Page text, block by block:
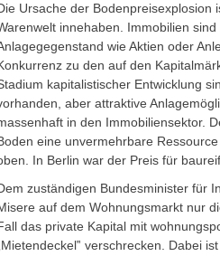
Ursache der
innehaben. Immobilien
wie Aktien oder
zu den auf den
kapitalistischer Entwicklung
aber attraktive
in den Immobiliensektor.
eine unvermehrbare
In Berlin war der Preis für
zuständigen Bundesminister für
auf dem Wohnungsmarkt nur
das private Kapital mit
„Mietendeckel‟ verschrecken. Dabei